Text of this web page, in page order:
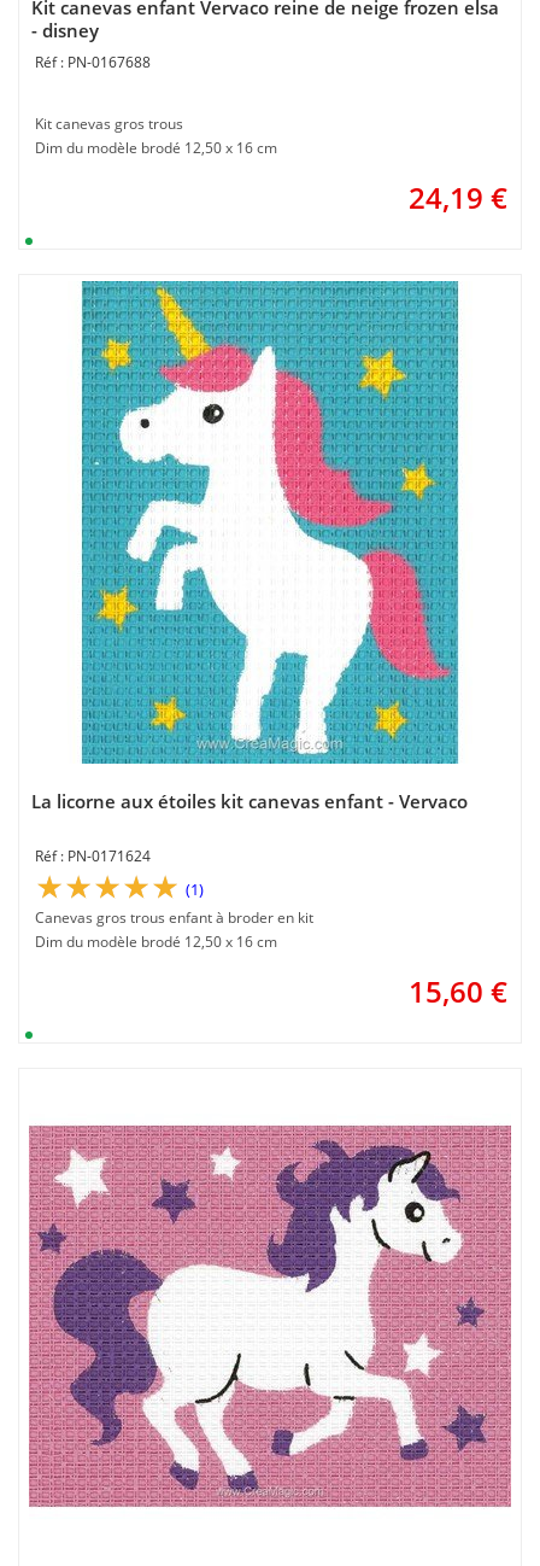
Kit canevas enfant Vervaco reine de neige frozen elsa
- disney
PN-0167688
Kit canevas gros trous
Dim du modèle brodé 12,50 x 16 cm
24,19 €
La licorne aux étoiles kit canevas enfant - Vervaco
PN-0171624
(1)
Canevas gros trous enfant à broder en kit
Dim du modèle brodé 12,50 x 16 cm
15,60 €